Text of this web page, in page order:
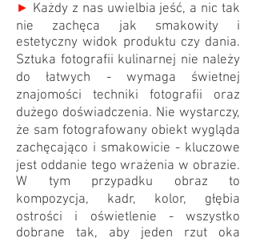
► Każdy z nas uwielbia jeść, a nic tak
nie zachęca jak smakowity i
estetyczny widok produktu czy dania.
Sztuka fotografii kulinarnej nie należy
do łatwych - wymaga świetnej
znajomości techniki fotografii oraz
dużego doświadczenia. Nie wystarczy,
że sam fotografowany obiekt wygląda
zachęcająco i smakowicie - kluczowe
jest oddanie tego wrażenia w obrazie.
W tym przypadku obraz to
kompozycja, kadr, kolor, głębia
ostrości i oświetlenie - wszystko
dobrane tak, aby jeden rzut oka